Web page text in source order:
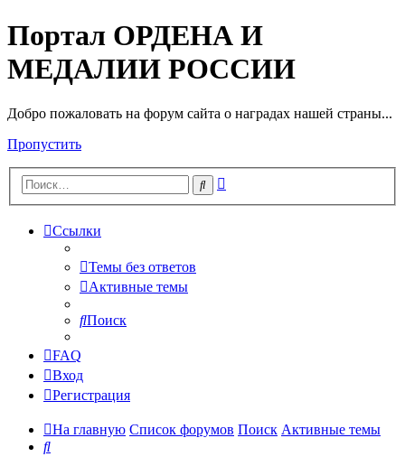
Портал ОРДЕНА И
МЕДАЛИИ РОССИИ
Добро пожаловать на форум сайта о наградах нашей страны...
Пропустить
Поиск
Ссылки
Темы без ответов
Активные темы
Поиск
FAQ
Вход
Регистрация
На главную Список форумов Поиск Активные темы
Поиск